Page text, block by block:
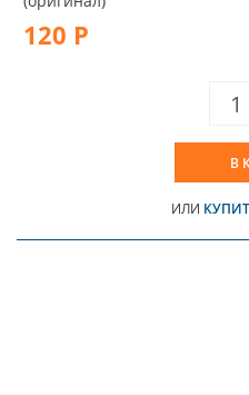
120 Р
В
ИЛИ